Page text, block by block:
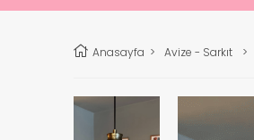
Anasayfa > Avize - Sarkıt >